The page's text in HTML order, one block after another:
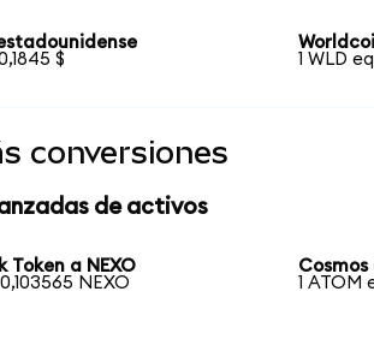
$
1 WLD
conversiones
de activos
Token a NEXO
NEXO
Cosmos
1 ATOM